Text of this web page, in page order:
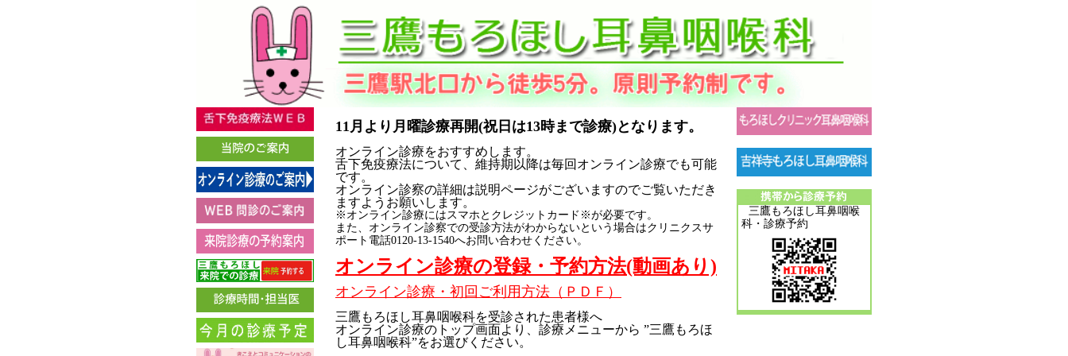
11月より月曜診療再開(祝日は13時まで診療)となります。
オンライン診療をおすすめします。
舌下免疫療法について、維持期以降は毎回オンライン診療でも可能
です。
オンライン診察の詳細は説明ページがございますのでご覧いただき
ますようお願いします。
※オンライン診療にはスマホとクレジットカード※が必要です。
また、オンライン診察での受診方法がわからないという場合はクリニクスサ
ポート電話0120-13-1540へお問い合わせください。
オンライン診療の登録・予約方法(動画あり)
オンライン診療・初回ご利用方法（ＰＤＦ）
三鷹もろほし耳鼻咽喉科を受診された患者様へ
オンライン診療のトップ画面より、診療メニューから ”三鷹もろほ
し耳鼻咽喉科”をお選びください。
三鷹もろほし耳鼻咽喉
科・診療予約